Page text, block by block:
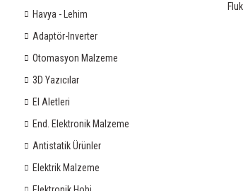
Havya - Lehim
Adaptör-Inverter
Otomasyon Malzeme
3D Yazıcılar
El Aletleri
End. Elektronik Malzeme
Antistatik Ürünler
Elektrik Malzeme